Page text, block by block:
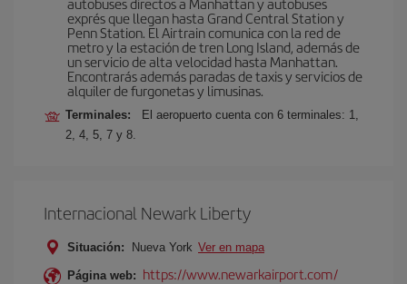
exprés que llegan hasta Grand Central Station y
Penn Station. El Airtrain comunica con la red de
metro y la estación de tren Long Island, además de
un servicio de alta velocidad hasta Manhattan.
Encontrarás además paradas de taxis y servicios de
alquiler de furgonetas y limusinas.
Terminales:
El aeropuerto cuenta con 6 terminales: 1,
2, 4, 5, 7 y 8.
Internacional Newark Liberty
Situación: Nueva York Ver en mapa
Página web: https://www.newarkairport.com/